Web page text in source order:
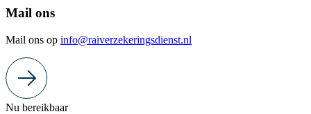
Mail ons
Mail ons op info@raiverzekeringsdienst.nl
Nu bereikbaar